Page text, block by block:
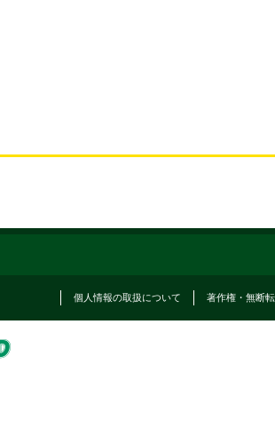
個人情報の取扱について 著作権・無断